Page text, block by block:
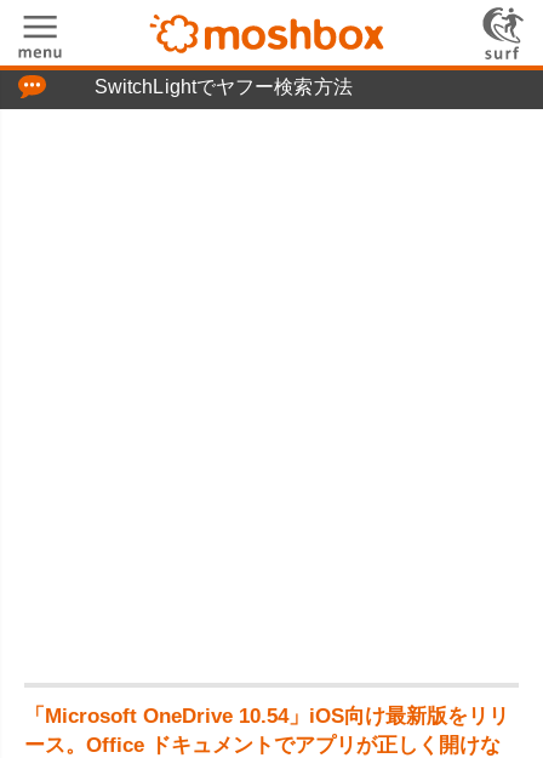
SwitchLightでヤフー検索方法
「Microsoft OneDrive 10.54」iOS向け最新版をリリ
ース。Office ドキュメントでアプリが正しく開けな
「つぶやき」の使い方